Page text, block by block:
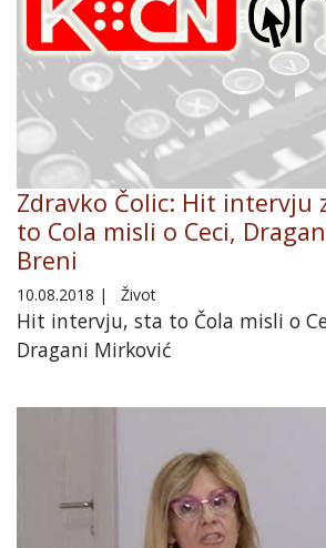
Zdravko Čolic: Hit intervju
to Cola misli o Ceci,
Breni
10.08.2018 | Život
Hit intervju, sta to Čola misli o
Dragani Mirković